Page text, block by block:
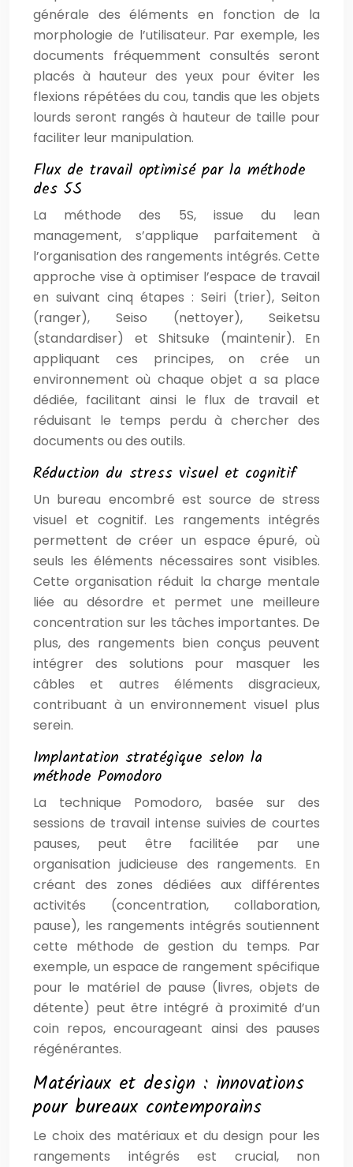
générale des éléments en fonction de la
morphologie de l’utilisateur. Par exemple, les
documents fréquemment consultés seront
placés à hauteur des yeux pour éviter les
flexions répétées du cou, tandis que les objets
lourds seront rangés à hauteur de taille pour
faciliter leur manipulation.
Flux de travail optimisé par la méthode
des 5S
La méthode des 5S, issue du lean
management, s’applique parfaitement à
l’organisation des rangements intégrés. Cette
approche vise à optimiser l’espace de travail
en suivant cinq étapes : Seiri (trier), Seiton
(ranger), Seiso (nettoyer), Seiketsu
(standardiser) et Shitsuke (maintenir). En
appliquant ces principes, on crée un
environnement où chaque objet a sa place
dédiée, facilitant ainsi le flux de travail et
réduisant le temps perdu à chercher des
documents ou des outils.
Réduction du stress visuel et cognitif
Un bureau encombré est source de stress
visuel et cognitif. Les rangements intégrés
permettent de créer un espace épuré, où
seuls les éléments nécessaires sont visibles.
Cette organisation réduit la charge mentale
liée au désordre et permet une meilleure
concentration sur les tâches importantes. De
plus, des rangements bien conçus peuvent
intégrer des solutions pour masquer les
câbles et autres éléments disgracieux,
contribuant à un environnement visuel plus
serein.
Implantation stratégique selon la
méthode Pomodoro
La technique Pomodoro, basée sur des
sessions de travail intense suivies de courtes
pauses, peut être facilitée par une
organisation judicieuse des rangements. En
créant des zones dédiées aux différentes
activités (concentration, collaboration,
pause), les rangements intégrés soutiennent
cette méthode de gestion du temps. Par
exemple, un espace de rangement spécifique
pour le matériel de pause (livres, objets de
détente) peut être intégré à proximité d’un
coin repos, encourageant ainsi des pauses
régénérantes.
Matériaux et design : innovations
pour bureaux contemporains
Le choix des matériaux et du design pour les
rangements intégrés est crucial, non